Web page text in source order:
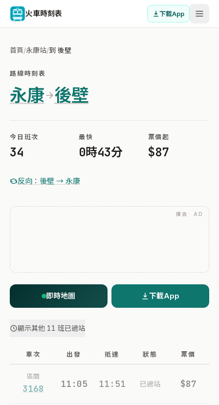
火車時刻表 下載App
首頁/永康站/到 後壁
路線時刻表
永康 後壁
今日班次
34
最快
0時43分
票價起
$87
反向：後壁 → 永康
廣告 · AD
即時地圖 下載App
顯示其他 11 班已過站
車次 出發 抵達 狀態 票價
區間
3168 11:05 11:51 已過站 $87